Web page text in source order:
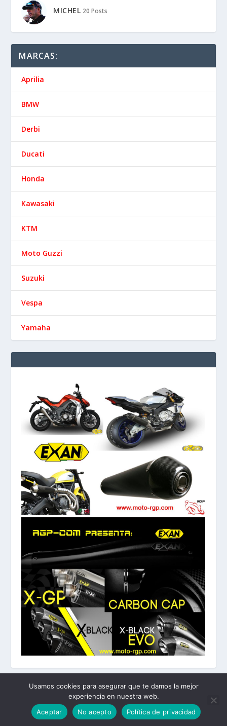
MICHEL 20 Posts
MARCAS:
Aprilia
BMW
Derbi
Ducati
Honda
Kawasaki
KTM
Moto Guzzi
Suzuki
Vespa
Yamaha
Elegant Themes| Desarrollado por WordPress
Usamos cookies para asegurar que te damos la mejor
experiencia en nuestra web.
Aceptar
No acepto Política de privacidad